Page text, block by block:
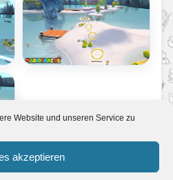
Website und unseren Service zu
akzeptieren